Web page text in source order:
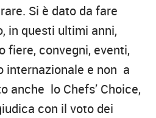
Si è dato da fare
in questi ultimi anni,
fiere, convegni, eventi,
internazionale e non a
anche lo Chefs’ Choice,
con il voto dei